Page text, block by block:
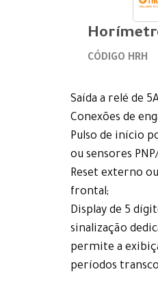
CÓDIGO HRH
Saída a relé de
Conexões de
Pulso de início
ou sensores
Reset externo
frontal;
Display de 5
sinalização
permite a
períodos